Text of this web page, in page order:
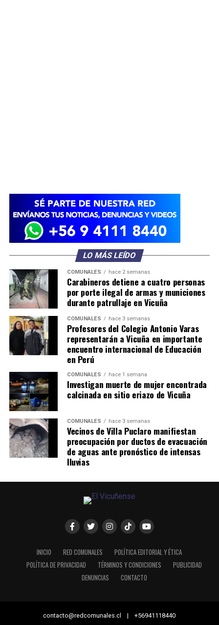
LO MÁS LEÍDO
COMUNALES hace 2 semanas
Carabineros detiene a cuatro personas
por porte ilegal de armas y municiones
durante patrullaje en Vicuña
COMUNALES hace 3 semanas
Profesores del Colegio Antonio Varas
representarán a Vicuña en importante
encuentro internacional de Educación
en Perú
COMUNALES hace 1 semana
Investigan muerte de mujer encontrada
calcinada en sitio eriazo de Vicuña
COMUNALES hace 3 semanas
Vecinos de Villa Puclaro manifiestan
preocupación por ductos de evacuación
de aguas ante pronóstico de intensas
lluvias
INICIO RED COMUNALES
POLÍTICA EDITORIAL Y ÉTICA
POLÍTICA DE PRIVACIDAD
TÉRMINOS Y CONDICIONES
PUBLICIDAD
DENUNCIAS
CONTACTO
contacto@redcomunales.cl | +56941118440